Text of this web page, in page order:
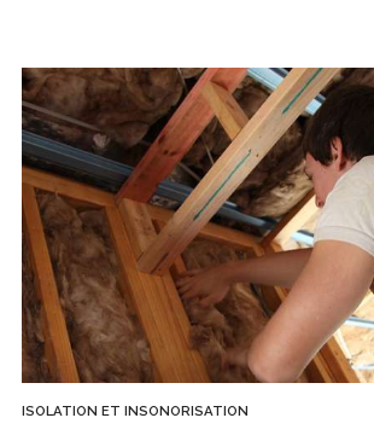
ISOLATION ET INSONORISATION